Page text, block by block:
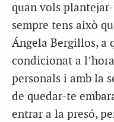
quan vols
sempre tens això
Ángela Bergillos, a
condicionat a
personals i amb la
de quedar-te
entrar a la presó,